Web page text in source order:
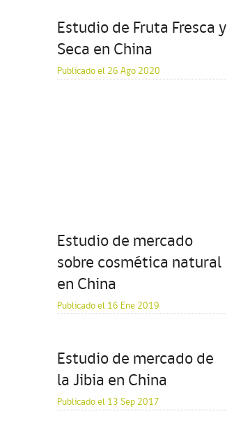
Estudio de Fruta Fresca y
Seca en China
Publicado el 26 Ago 2020
Estudio de mercado
sobre cosmética natural
en China
Publicado el 16 Ene 2019
Estudio de mercado de
la Jibia en China
Publicado el 13 Sep 2017